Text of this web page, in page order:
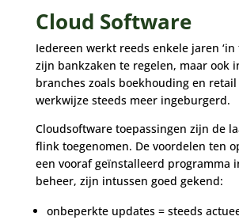
Cloud Software
Iedereen werkt reeds enkele jaren ‘in
zijn bankzaken te regelen, maar ook
branches zoals boekhouding en
werkwijze steeds meer ingeburgerd.
Cloudsoftware toepassingen zijn de
flink toegenomen. De voordelen ten
een vooraf geïnstalleerd programma
beheer, zijn intussen goed gekend:
onbeperkte updates = steeds